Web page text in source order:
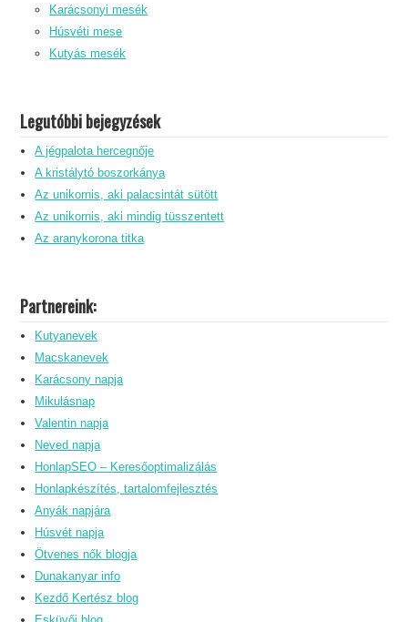
Karácsonyi mesék
Húsvéti mese
Kutyás mesék
Legutóbbi bejegyzések
A jégpalota hercegnője
A kristálytó boszorkánya
Az unikornis, aki palacsintát sütött
Az unikornis, aki mindig tüsszentett
Az aranykorona titka
Partnereink:
Kutyanevek
Macskanevek
Karácsony napja
Mikulásnap
Valentin napja
Neved napja
HonlapSEO – Keresőoptimalizálás
Honlapkészítés, tartalomfejlesztés
Anyák napjára
Húsvét napja
Ötvenes nők blogja
Dunakanyar info
Kezdő Kertész blog